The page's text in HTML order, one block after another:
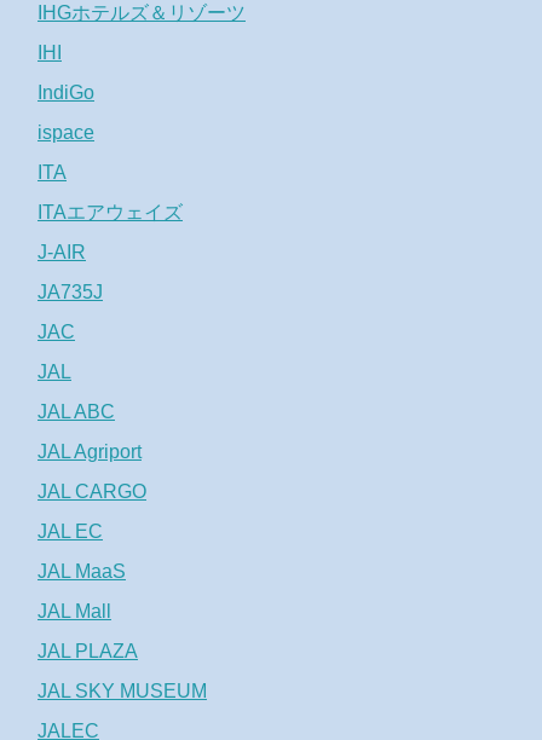
IHGホテルズ＆リゾーツ
IHI
IndiGo
ispace
ITA
ITAエアウェイズ
J-AIR
JA735J
JAC
JAL
JAL ABC
JAL Agriport
JAL CARGO
JAL EC
JAL MaaS
JAL Mall
JAL PLAZA
JAL SKY MUSEUM
JALEC